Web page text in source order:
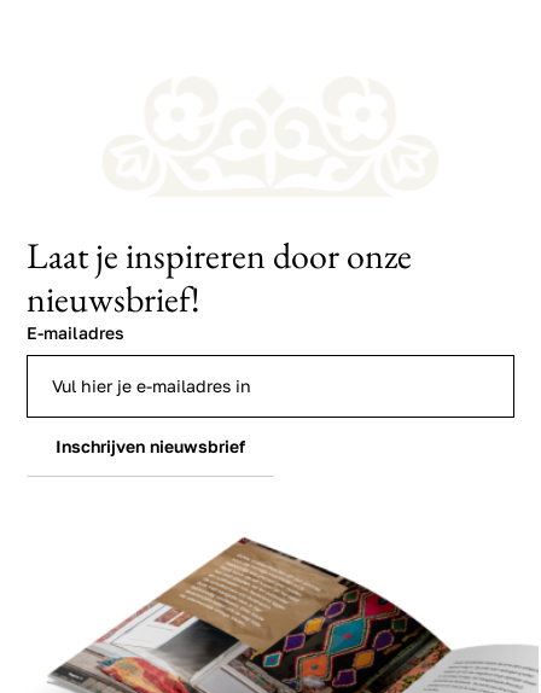
Laat je inspireren door onze
nieuwsbrief!
E-mailadres
Inschrijven nieuwsbrief